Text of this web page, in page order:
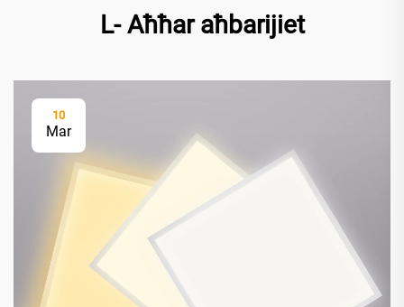
L- Aħħar aħbarijiet
10
Mar